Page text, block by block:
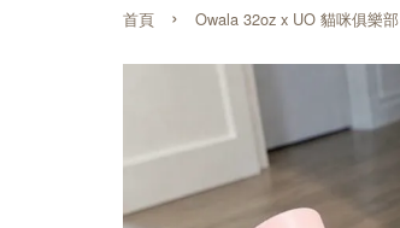
首頁 › Owala 32oz x UO 貓咪俱樂部